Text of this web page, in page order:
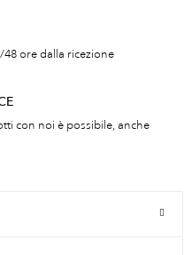
ore dalla ricezione
con noi è possibile, anche